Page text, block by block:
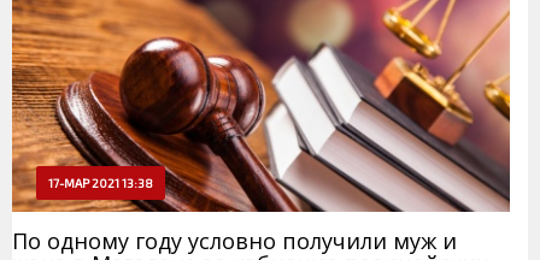
17-МАР 2021 13:38
По одному году условно получили муж и